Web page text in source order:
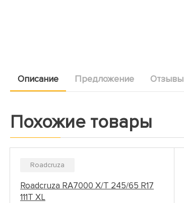
Описание Предложение Отзывы
Похожие товары
Roadcruza
Roadcruza RA7000 X/T 245/65 R17
111T XL